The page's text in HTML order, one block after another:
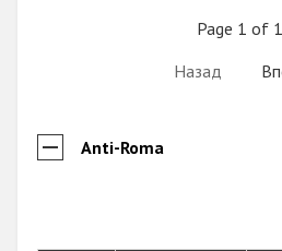
Page 1 of
Назад
Anti-Roma